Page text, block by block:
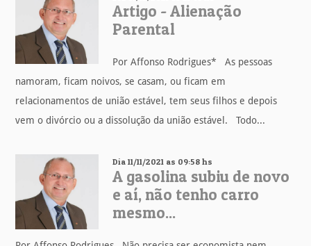
Artigo - Alienação
Parental
Por Affonso Rodrigues* As pessoas
namoram, ficam noivos, se casam, ou ficam em
relacionamentos de união estável, tem seus filhos e depois
vem o divórcio ou a dissolução da união estável. Todo...
Dia 11/11/2021 as 09:58 hs
A gasolina subiu de novo
e aí, não tenho carro
mesmo...